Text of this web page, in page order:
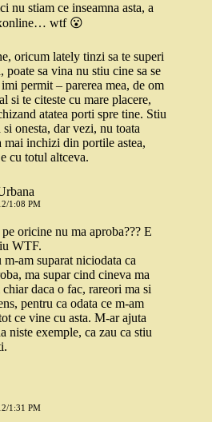
nu stiam ce inseamna asta, a
wtf 😮
oricum lately tinzi sa te superi
poate sa vina nu stiu cine sa se
permit – parerea mea, de om
si te citeste cu mare placere,
atatea porti spre tine. Stiu
si onesta, dar vezi, nu toata
mai inchizi din portile astea,
cu totul altceva.
1:08 PM
oricine nu ma aproba??? E
WTF.
am suparat niciodata ca
ma supar cind cineva ma
daca o fac, rareori ma si
pentru ca odata ce m-am
ce vine cu asta. M-ar ajuta
niste exemple, ca zau ca stiu
1:31 PM